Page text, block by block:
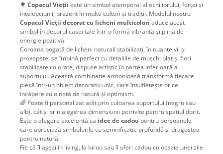
🌳 Copacul Vieții este un simbol atemporal al echilibrului, forței și
înțelepciunii, prezent în multe culturi și tradiții. Modelul nostru
Copacul Vieții decorat cu licheni multicolori aduce acest
simbol în decorul casei tale într-o formă vibrantă și plină de
energie pozitivă.
Coroana bogată de licheni naturali stabilizați, în nuanțe vii și
proaspete, se îmbină perfect cu detaliile de mușchi plat și flori
stabilizate colorate, dispuse artistic în partea inferioară a
suportului. Această combinație armonioasă transformă fiecare
piesă într-un obiect decorativ unic, care însuflețește orice
încăpere cu o notă de natură și optimism.
🌈 Poate fi personalizat atât prin culoarea suportului (negru sau
alb), cât și prin alegerea dimensiunii potrivite pentru spațiul dorit.
Este o alegere excelentă ca idee de cadou pentru persoanele
care apreciază simbolurile cu semnificație profundă și dragostea
pentru natură.
Fie că îl așezi în living, la birou sau îl oferi cadou cu ocazia unei zile